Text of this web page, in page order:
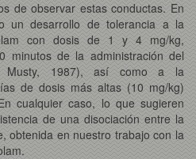
de observar estas conductas. En
un desarrollo de tolerancia a la
con dosis de 1 y 4 mg/kg,
de la administración del
Musty, 1987), así como a la
de dosis más altas (10 mg/kg)
cualquier caso, lo que sugieren
de una disociación entre la
obtenida en nuestro trabajo con la